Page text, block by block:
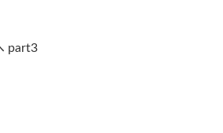
part3